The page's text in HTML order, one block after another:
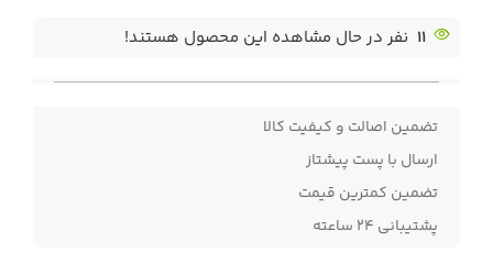
11 نفر در حال مشاهده این محصول هستند!
تضمین اصالت و کیفیت کالا
ارسال با پست پیشتاز
تضمین کمترین قیمت
پشتیبانی ۲۴ ساعته